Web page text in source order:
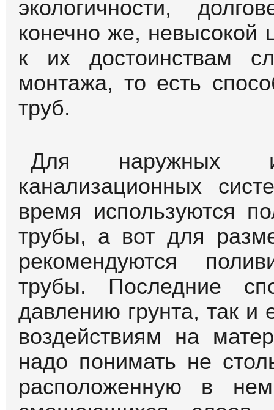
Канализационные
элементом
загородном доме.
санитарной
В настоящее время во
канализационных
трубы. Это признание
экологичности,
конечно же, невысокой
к их достоинствам
монтажа, то есть
труб.